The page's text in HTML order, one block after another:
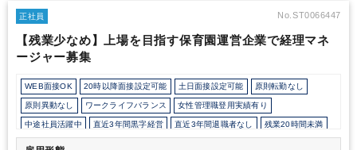
正社員 No.ST0066447
【残業少なめ】上場を目指す保育園運営企業で経理マネ
ージャー募集
WEB面接OK 20時以降面接設定可能 土日面接設定可能 原則転勤なし
原則異動なし ワークライフバランス 女性管理職登用実績有り
中途社員活躍中 直近3年間黒字経営 直近3年間退職者なし 残業20時間未満